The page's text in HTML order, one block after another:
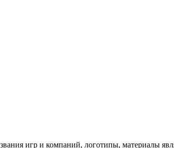
игр и компаний, логотипы, материалы